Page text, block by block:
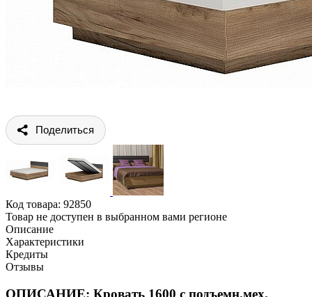
Поделиться
Код товара: 92850
Товар не доступен в выбранном вами регионе
Описание
Характеристики
Кредиты
Отзывы
ОПИСАНИЕ: Кровать 1600 с подъемн.мех.